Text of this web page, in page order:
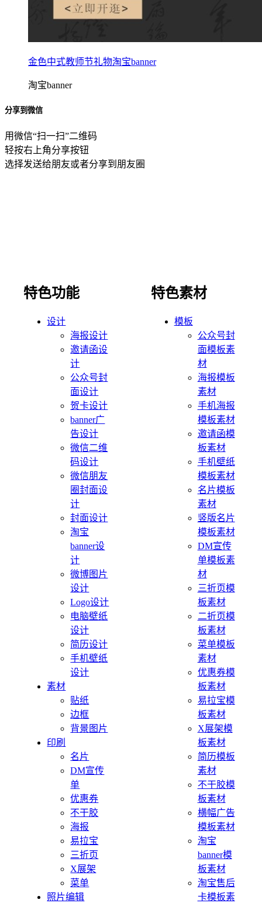
金色中式教师节礼物淘宝banner
淘宝banner
分享到微信
用微信“扫一扫”二维码
轻按右上角分享按钮
选择发送给朋友或者分享到朋友圈
特色功能
设计
海报设计
邀请函设
计
公众号封
面设计
贺卡设计
banner广
告设计
微信二维
码设计
微信朋友
圈封面设
计
封面设计
淘宝
banner设
计
微博图片
设计
Logo设计
电脑壁纸
设计
简历设计
手机壁纸
设计
素材
贴纸
边框
背景图片
印刷
名片
DM宣传
单
优惠券
不干胶
海报
易拉宝
三折页
X展架
菜单
照片编辑
特色素材
模板
公众号封
面模板素
材
海报模板
素材
手机海报
模板素材
邀请函模
板素材
手机壁纸
模板素材
名片模板
素材
竖版名片
模板素材
DM宣传
单模板素
材
三折页模
板素材
二折页模
板素材
菜单模板
素材
优惠券模
板素材
易拉宝模
板素材
X展架模
板素材
简历模板
素材
不干胶模
板素材
横幅广告
模板素材
淘宝
banner模
板素材
淘宝售后
卡模板素